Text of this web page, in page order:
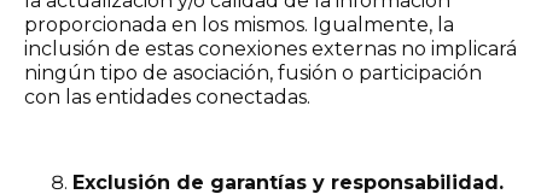
proporcionada en los mismos. Igualmente, la
inclusión de estas conexiones externas no implicará
ningún tipo de asociación, fusión o participación
con las entidades conectadas.
Exclusión de garantías y responsabilidad.